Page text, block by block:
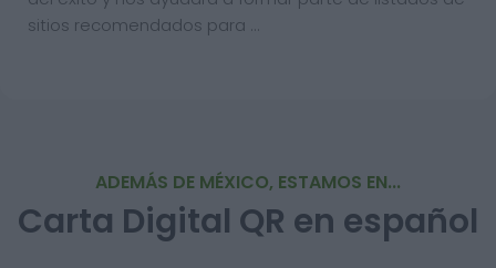
sitios recomendados para …
ADEMÁS DE MÉXICO, ESTAMOS EN...
Carta Digital QR en español